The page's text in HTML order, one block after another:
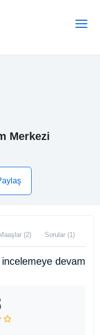
Merkezi
(2) Sorular (1)
devam